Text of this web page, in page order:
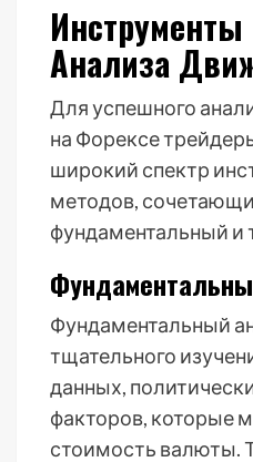
Анализа
Для успешного
на Форексе
широкий спектр
методов,
фундаментальный и
Фундаментальный
тщательного
данных,
факторов, которые
стоимость валюты.